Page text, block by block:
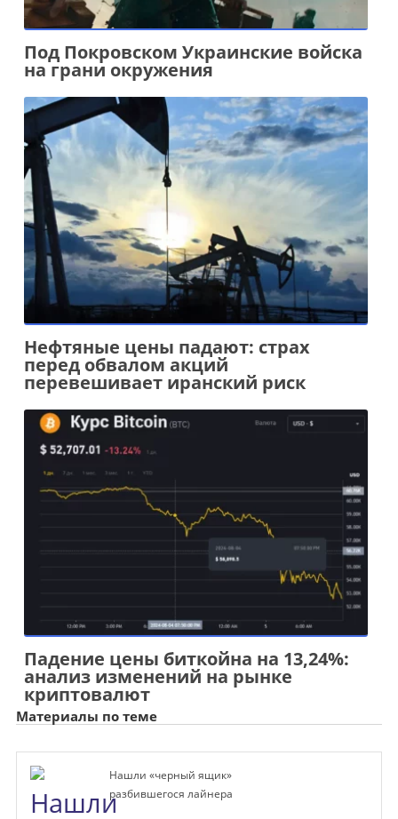
Под Покровском Украинские войска
на грани окружения
Нефтяные цены падают: страх
перед обвалом акций
перевешивает иранский риск
Падение цены биткойна на 13,24%:
анализ изменений на рынке
криптовалют
Материалы по теме
Нашли «черный ящик»
разбившегося лайнера